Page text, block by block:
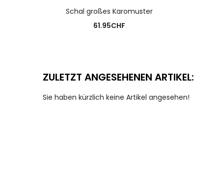
Schal großes Karomuster
61.95CHF
ZULETZT ANGESEHENEN ARTIKEL:
Sie haben kürzlich keine Artikel angesehen!